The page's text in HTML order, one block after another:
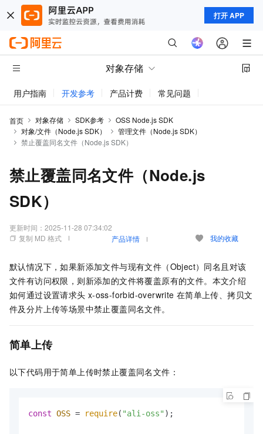
打开 APP
对象存储
用户指南 开发参考 产品计费 常见问题
首页 对象存储 SDK参考
OSS Node.js SDK
对象/文件（Node.js SDK）
管理文件（Node.js SDK）
禁止覆盖同名文件（Node.js SDK）
禁止覆盖同名文件（Node.js
SDK）
更新时间： 2025-11-28 07:34:02
复制 MD 格式
产品详情 我的收藏
默认情况下，如果新添加文件与现有文件（Object）同名且对该
文件有访问权限，则新添加的文件将覆盖原有的文件。本文介绍
如何通过设置请求头 x-oss-forbid-overwrite 在简单上传、拷贝文
件及分片上传等场景中禁止覆盖同名文件。
简单上传
以下代码用于简单上传时禁止覆盖同名文件：
const OSS = require( "ali-oss" );